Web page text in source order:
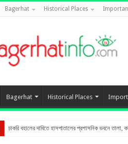
Bagerhat Historical Places
Bagerhat Historical Places
চাকরি বহালের দাবিতে হাসপাতালের প্রশাসনিক ভবনে তালা,